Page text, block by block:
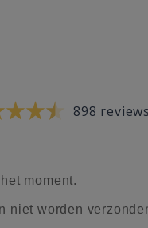
898
moment.
niet worden